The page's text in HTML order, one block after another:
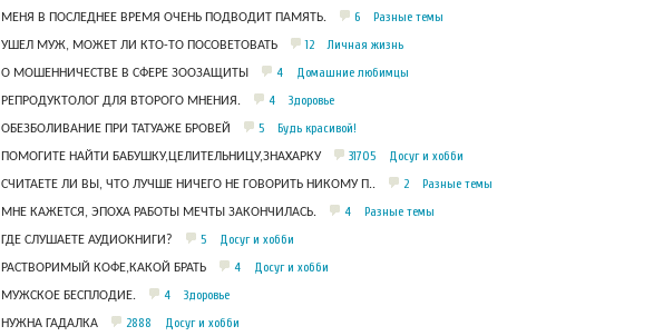
МЕНЯ В ПОСЛЕДНЕЕ ВРЕМЯ ОЧЕНЬ ПОДВОДИТ ПАМЯТЬ. 6 Разные темы
УШЕЛ МУЖ, МОЖЕТ ЛИ КТО-ТО ПОСОВЕТОВАТЬ 12 Личная жизнь
О МОШЕННИЧЕСТВЕ В СФЕРЕ ЗООЗАЩИТЫ 4 Домашние любимцы
РЕПРОДУКТОЛОГ ДЛЯ ВТОРОГО МНЕНИЯ. 4 Здоровье
ОБЕЗБОЛИВАНИЕ ПРИ ТАТУАЖЕ БРОВЕЙ 5 Будь красивой!
ПОМОГИТЕ НАЙТИ БАБУШКУ,ЦЕЛИТЕЛЬНИЦУ,ЗНАХАРКУ 31705 Досуг и хобби
СЧИТАЕТЕ ЛИ ВЫ, ЧТО ЛУЧШЕ НИЧЕГО НЕ ГОВОРИТЬ НИКОМУ П.. 2 Разные темы
МНЕ КАЖЕТСЯ, ЭПОХА РАБОТЫ МЕЧТЫ ЗАКОНЧИЛАСЬ. 4 Разные темы
ГДЕ СЛУШАЕТЕ АУДИОКНИГИ? 5 Досуг и хобби
РАСТВОРИМЫЙ КОФЕ,КАКОЙ БРАТЬ 4 Досуг и хобби
МУЖСКОЕ БЕСПЛОДИЕ. 4 Здоровье
НУЖНА ГАДАЛКА 2888 Досуг и хобби